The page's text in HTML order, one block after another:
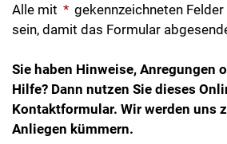
Alle mit * gekennzeichneten
sein, damit das Formular
Sie haben Hinweise, Anregungen
Hilfe? Dann nutzen Sie dieses
Kontaktformular. Wir werden uns
Anliegen kümmern.